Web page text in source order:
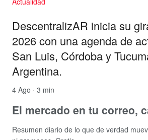
DescentralizAR inicia su
2026 con una agenda de
San Luis, Córdoba y
Argentina.
4 Ago · 3 min
El mercado en tu correo,
Resumen diario de lo que de verdad